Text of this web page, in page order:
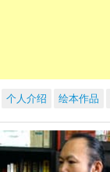
个人介绍 绘本作品